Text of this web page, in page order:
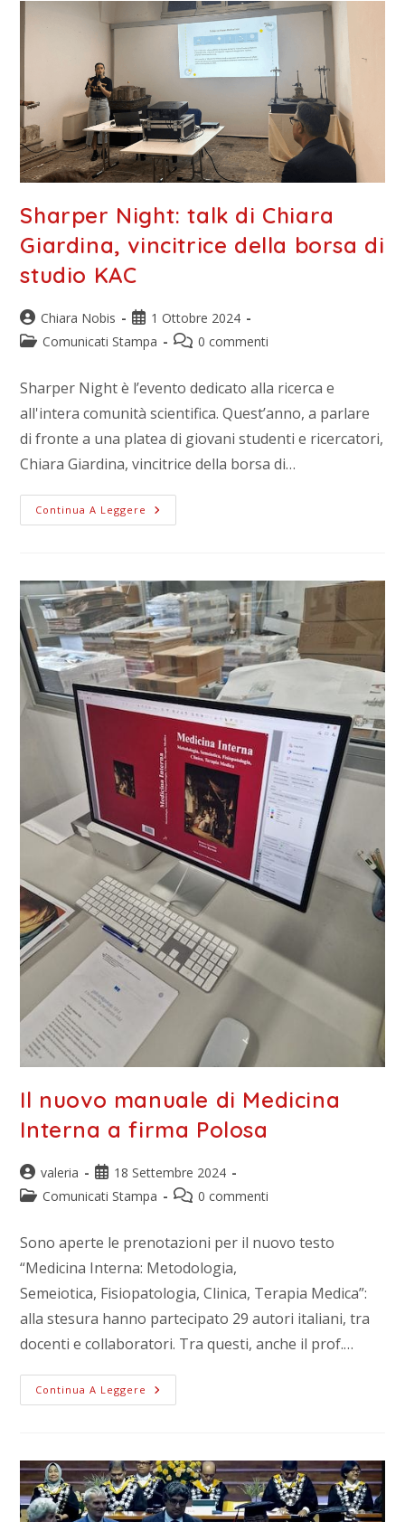
Sharper Night: talk di Chiara
Giardina, vincitrice della borsa di
studio KAC
Chiara Nobis
1 Ottobre 2024
Comunicati Stampa
0 commenti
Sharper Night è l’evento dedicato alla ricerca e
all'intera comunità scientifica. Quest’anno, a parlare
di fronte a una platea di giovani studenti e ricercatori,
Chiara Giardina, vincitrice della borsa di…
Continua A Leggere
Il nuovo manuale di Medicina
Interna a firma Polosa
valeria
18 Settembre 2024
Comunicati Stampa
0 commenti
Sono aperte le prenotazioni per il nuovo testo
“Medicina Interna: Metodologia,
Semeiotica, Fisiopatologia, Clinica, Terapia Medica”:
alla stesura hanno partecipato 29 autori italiani, tra
docenti e collaboratori. Tra questi, anche il prof.…
Continua A Leggere